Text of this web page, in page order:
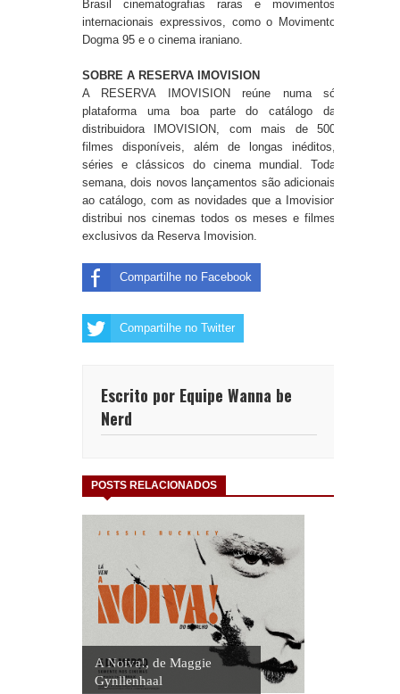
Brasil cinematografias raras e movimentos
internacionais expressivos, como o Movimento
Dogma 95 e o cinema iraniano.
SOBRE A RESERVA IMOVISION
A RESERVA IMOVISION reúne numa só
plataforma uma boa parte do catálogo da
distribuidora IMOVISION, com mais de 500
filmes disponíveis, além de longas inéditos,
séries e clássicos do cinema mundial. Toda
semana, dois novos lançamentos são adicionais
ao catálogo, com as novidades que a Imovision
distribui nos cinemas todos os meses e filmes
exclusivos da Reserva Imovision.
Compartilhe no Facebook
Compartilhe no Twitter
Escrito por Equipe Wanna be
Nerd
POSTS RELACIONADOS
A Noiva!, de Maggie
Gynllenhaal